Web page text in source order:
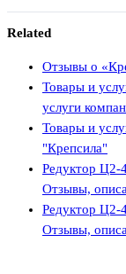
Related
Отзывы о
Товары и
услуги
Товары и
"Крепсила"
Редуктор Ц2-
Отзывы,
Редуктор Ц2-
Отзывы,